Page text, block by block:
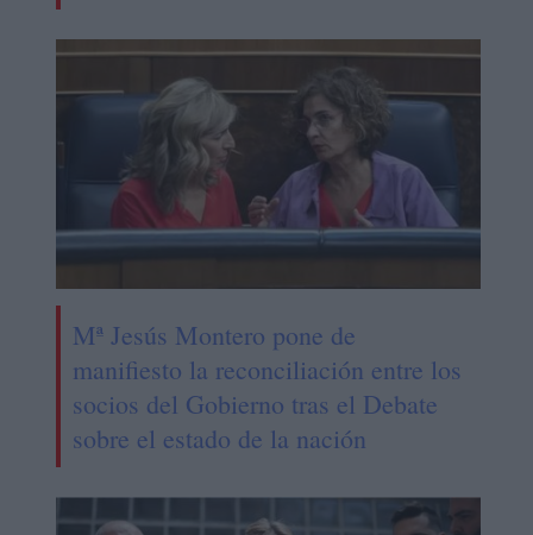
Mª Jesús Montero pone de
manifiesto la reconciliación entre los
socios del Gobierno tras el Debate
sobre el estado de la nación